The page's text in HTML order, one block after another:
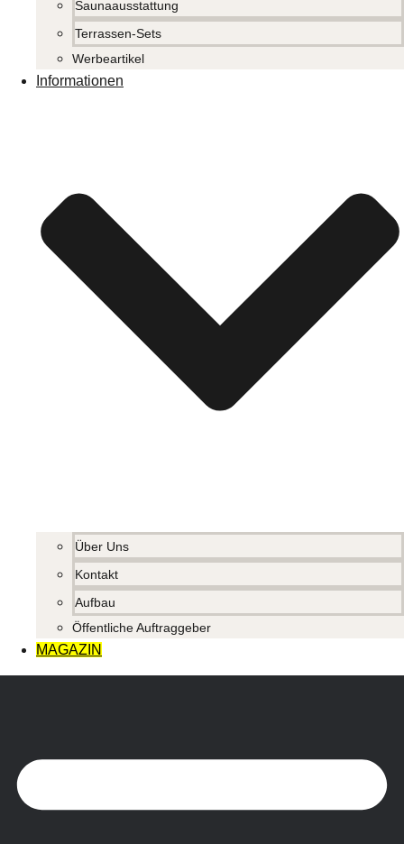
Saunaausstattung
Terrassen-Sets
Werbeartikel
Informationen
Über Uns
Kontakt
Aufbau
Öffentliche Auftraggeber
MAGAZIN